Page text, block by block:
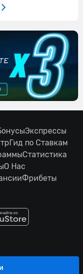
Экспрессы
Гид по Ставкам
Статистика
О Нас
Фрибеты